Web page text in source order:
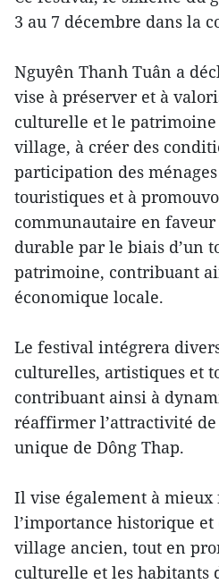
3 au 7 décembre dans la
Nguyên Thanh Tuân a
vise à préserver et à
culturelle et le
village, à créer des
participation des
touristiques et à
communautaire en
durable par le biais d’un
patrimoine, contribuant
économique locale.
Le festival intégrera
culturelles, artistiques et
contribuant ainsi à
réaffirmer l’attractivité
unique de Dông Thap.
Il vise également à
l’importance historique
village ancien, tout en
culturelle et les habitants